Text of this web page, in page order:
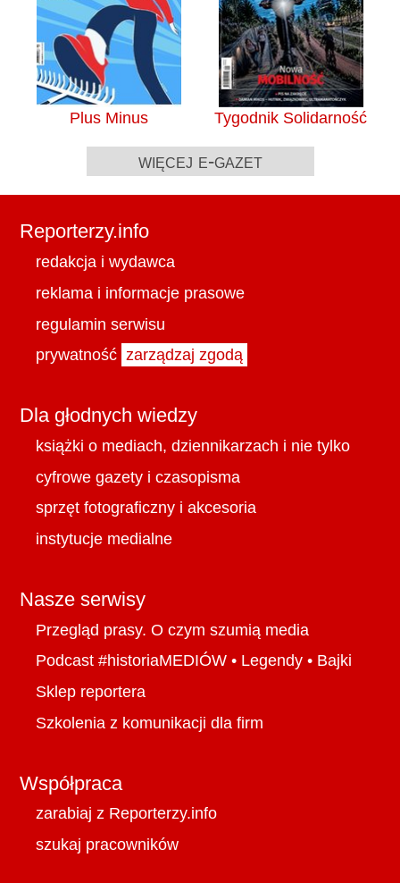
Plus Minus Tygodnik Solidarność
więcej e-gazet
Reporterzy.info
redakcja i wydawca
reklama i informacje prasowe
regulamin serwisu
prywatność zarządzaj zgodą
Dla głodnych wiedzy
książki o mediach, dziennikarzach i nie tylko
cyfrowe gazety i czasopisma
sprzęt fotograficzny i akcesoria
instytucje medialne
Nasze serwisy
Przegląd prasy. O czym szumią media
Podcast #historiaMEDIÓW • Legendy • Bajki
Sklep reportera
Szkolenia z komunikacji dla firm
Współpraca
zarabiaj z Reporterzy.info
szukaj pracowników